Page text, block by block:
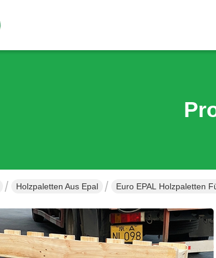
Holzpaletten Aus Epal Euro EPAL Holzpaletten